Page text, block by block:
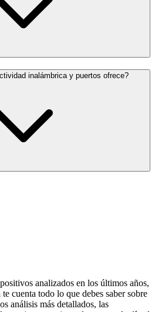
inalámbrica y puertos ofrece?
analizados en los últimos años,
cuenta todo lo que debes saber sobre
análisis más detallados, las